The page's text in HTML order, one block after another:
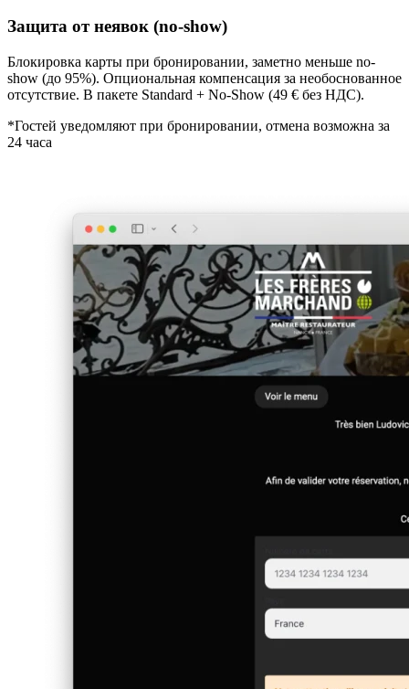
Защита от неявок (no-show)
Блокировка карты при бронировании, заметно меньше no-
show (до 95%). Опциональная компенсация за необоснованное
отсутствие. В пакете Standard + No-Show (49 € без НДС).
*Гостей уведомляют при бронировании, отмена возможна за
24 часа